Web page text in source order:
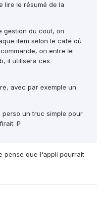
lire le résumé de la
gestion du cout, on
item selon le café où
on entre le
il utilisera ces
avec par exemple un
un truc simple pour
:P
pense que l'appli pourrait